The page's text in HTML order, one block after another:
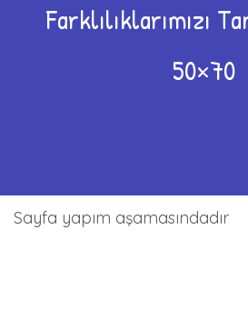
Farklılıklarımızı
50×70
Sayfa yapım aşamasındadır